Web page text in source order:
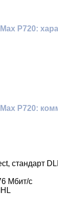
P720:
P720:
стандарт
Мбит/с